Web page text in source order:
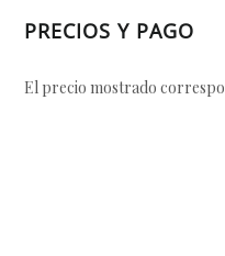
PRECIOS Y PAGO
El precio mostrado